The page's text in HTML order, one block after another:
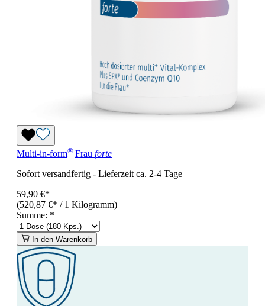
Multi-in-form® Frau forte
Sofort versandfertig - Lieferzeit ca. 2-4 Tage
59,90 €*
(520,87 €* / 1 Kilogramm)
Summe: *
In den Warenkorb